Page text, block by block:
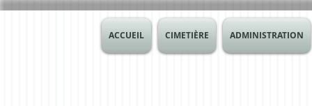
ACCUEIL CIMETIÈRE ADMINISTRATION